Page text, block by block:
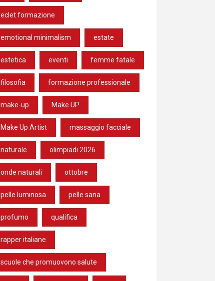
eclet formazione
emotional minimalism estate
estetica eventi femme fatale
filosofia formazione professionale
make-up Make UP
Make Up Artist massaggio facciale
naturale olimpiadi 2026
onde naturali ottobre
pelle luminosa pelle sana
profumo qualifica
rapper italiane
scuole che promuovono salute